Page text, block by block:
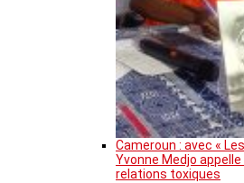
Cameroun : avec «
Yvonne Medjo
relations toxiques